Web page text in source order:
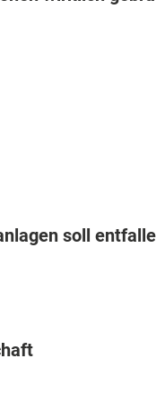
soll